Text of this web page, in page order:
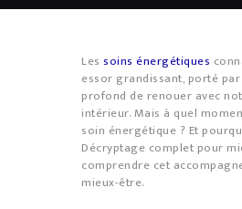
CONTACT
STAGES
Les soins énergétiques
essor grandissant, porté
profond de renouer avec
intérieur. Mais à quel
soin énergétique ? Et
Décryptage complet pour
comprendre cet
mieux-être.